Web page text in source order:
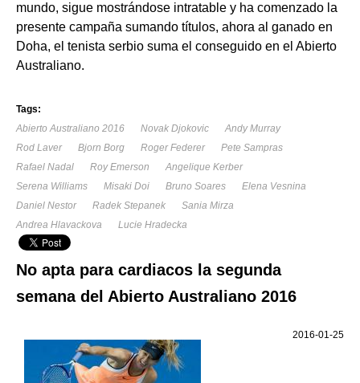
mundo, sigue mostrándose intratable y ha comenzado la
presente campaña sumando títulos, ahora al ganado en
Doha, el tenista serbio suma el conseguido en el Abierto
Australiano.
Tags:
Abierto Australiano 2016
Novak Djokovic
Andy Murray
Rod Laver
Bjorn Borg Roger Federer
Pete Sampras
Rafael Nadal
Roy Emerson
Angelique Kerber
Serena Williams
Misaki Doi Bruno Soares
Elena Vesnina
Daniel Nestor
Radek Stepanek
Sania Mirza
Andrea Hlavackova
Lucie Hradecka
No apta para cardiacos la segunda
semana del Abierto Australiano 2016
2016-01-25